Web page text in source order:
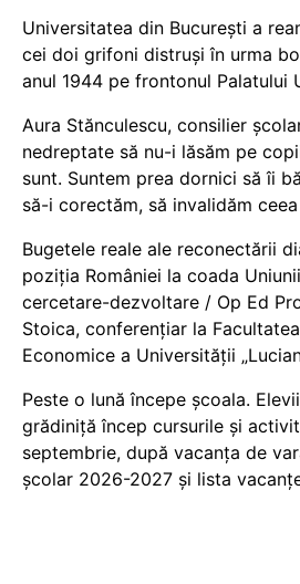
Universitatea din București a
cei doi grifoni distruși în urma
anul 1944 pe frontonul Palatului
Aura Stănculescu, consilier
nedreptate să nu-i lăsăm pe
sunt. Suntem prea dornici să îi
să-i corectăm, să invalidăm
Bugetele reale ale reconectării
poziția României la coada
cercetare-dezvoltare / Op Ed
Stoica, conferențiar la
Economice a Universității
Peste o lună începe școala.
grădiniță încep cursurile și
septembrie, după vacanța de
școlar 2026-2027 și lista